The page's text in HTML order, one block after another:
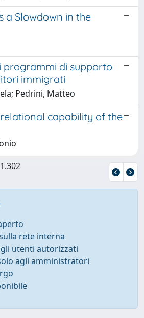
a Slowdown in the
programmi di supporto
immigrati
Pedrini, Matteo
capability of the
rete interna
utenti autorizzati
agli amministratori